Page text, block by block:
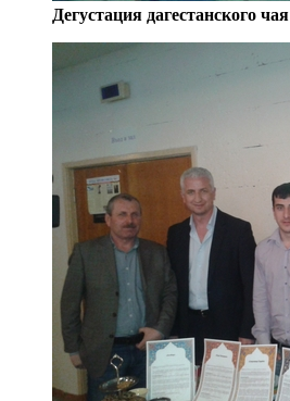
Дегустация дагестанского чая